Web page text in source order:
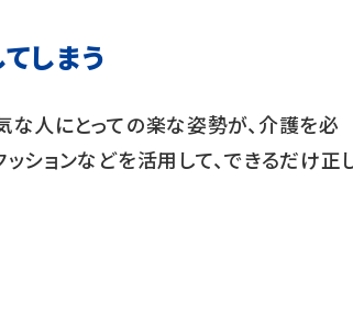
しまう
な人にとっての楽な姿勢が、介護を必
ションなどを活用して、できるだけ正